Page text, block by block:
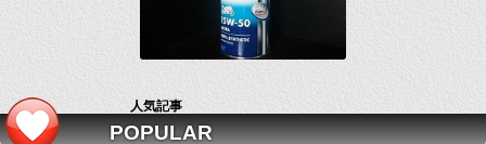
人気記事
POPULAR